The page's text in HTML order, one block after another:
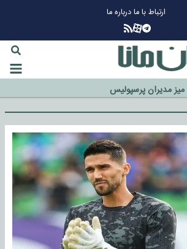
ارتباط با مادرباره ما
مدیران پرسپولیس
را دور می‌زند؟
از پرسپولیس
دولت ترامپ برای مهار چین، روسیه و اروپا شکست